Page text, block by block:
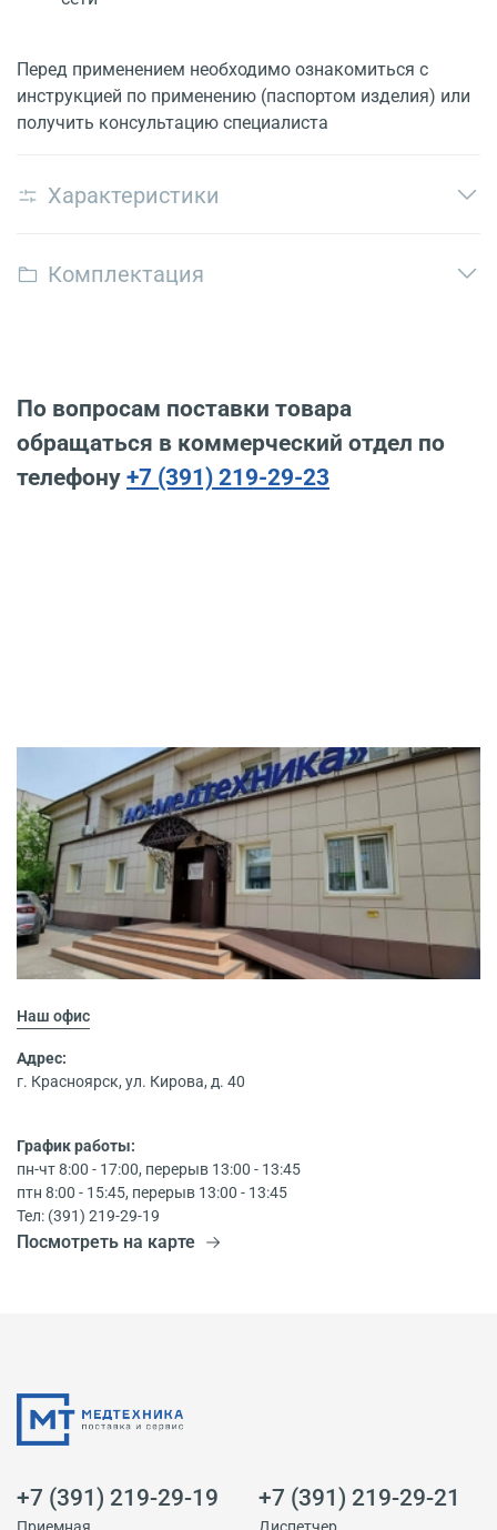
Перед применением необходимо ознакомиться с
инструкцией по применению (паспортом изделия) или
получить консультацию специалиста
Характеристики
Комплектация
По вопросам поставки товара
обращаться в коммерческий отдел по
телефону +7 (391) 219-29-23
Наш офис
Адрес:
г. Красноярск, ул. Кирова, д. 40
График работы:
пн-чт 8:00 - 17:00, перерыв 13:00 - 13:45
птн 8:00 - 15:45, перерыв 13:00 - 13:45
Тел: (391) 219-29-19
Посмотреть на карте
+7 (391) 219-29-19 +7 (391) 219-29-21